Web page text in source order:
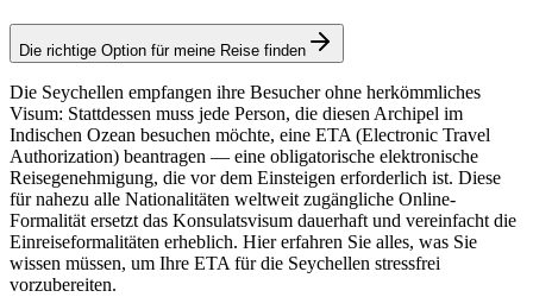
Die richtige Option für meine Reise finden
Die Seychellen empfangen ihre Besucher ohne herkömmliches
Visum: Stattdessen muss jede Person, die diesen Archipel im
Indischen Ozean besuchen möchte, eine ETA (Electronic Travel
Authorization) beantragen — eine obligatorische elektronische
Reisegenehmigung, die vor dem Einsteigen erforderlich ist. Diese
für nahezu alle Nationalitäten weltweit zugängliche Online-
Formalität ersetzt das Konsulatsvisum dauerhaft und vereinfacht die
Einreiseformalitäten erheblich. Hier erfahren Sie alles, was Sie
wissen müssen, um Ihre ETA für die Seychellen stressfrei
vorzubereiten.